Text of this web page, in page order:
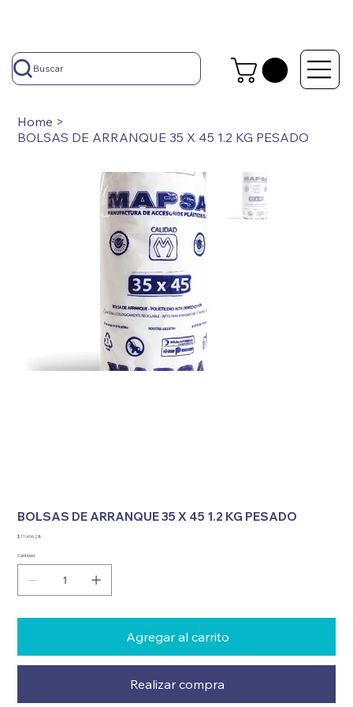
Buscar
Home >
BOLSAS DE ARRANQUE 35 X 45 1.2 KG PESADO
BOLSAS DE ARRANQUE 35 X 45 1.2 KG PESADO
Precio
$ 11.406,28
Cantidad
Agregar al carrito
Realizar compra